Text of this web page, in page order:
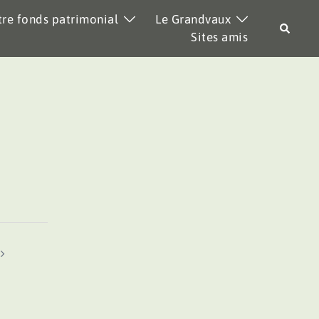
fonds patrimonial
Le Grandvaux
Sites amis